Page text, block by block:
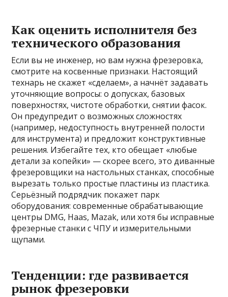
Как оценить исполнителя без
технического образования
Если вы не инженер, но вам нужна фрезеровка,
смотрите на косвенные признаки. Настоящий
технарь не скажет «сделаем», а начнёт задавать
уточняющие вопросы: о допусках, базовых
поверхностях, чистоте обработки, снятии фасок.
Он предупредит о возможных сложностях
(например, недоступность внутренней полости
для инструмента) и предложит конструктивные
решения. Избегайте тех, кто обещает «любые
детали за копейки» — скорее всего, это диванные
фрезеровщики на настольных станках, способные
вырезать только простые пластины из пластика.
Серьёзный подрядчик покажет парк
оборудования: современные обрабатывающие
центры DMG, Haas, Mazak, или хотя бы исправные
фрезерные станки с ЧПУ и измерительными
щупами.
Тенденции: где развивается
рынок фрезеровки